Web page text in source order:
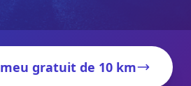
gratuit de 10 km